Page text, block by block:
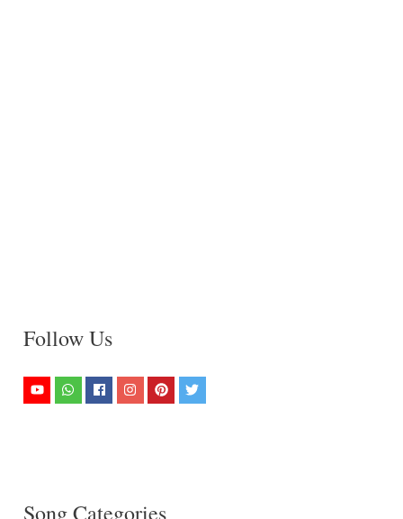
Follow Us
Song Categories